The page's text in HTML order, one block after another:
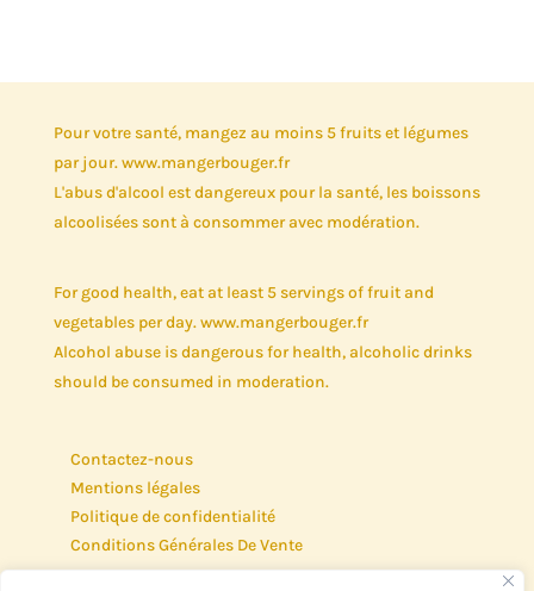
Pour votre santé, mangez au moins 5 fruits et légumes
par jour. www.mangerbouger.fr
L'abus d'alcool est dangereux pour la santé, les boissons
alcoolisées sont à consommer avec modération.
For good health, eat at least 5 servings of fruit and
vegetables per day. www.mangerbouger.fr
Alcohol abuse is dangerous for health, alcoholic drinks
should be consumed in moderation.
Contactez-nous
Mentions légales
Politique de confidentialité
Conditions Générales De Vente